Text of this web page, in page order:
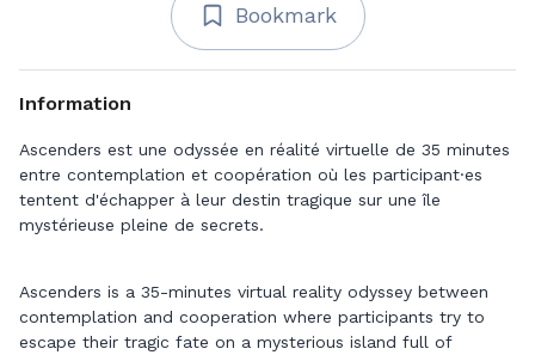
Bookmark
Information
Ascenders est une odyssée en réalité virtuelle de 35 minutes
entre contemplation et coopération où les participant·es
tentent d'échapper à leur destin tragique sur une île
mystérieuse pleine de secrets.
Ascenders is a 35-minutes virtual reality odyssey between
contemplation and cooperation where participants try to
escape their tragic fate on a mysterious island full of